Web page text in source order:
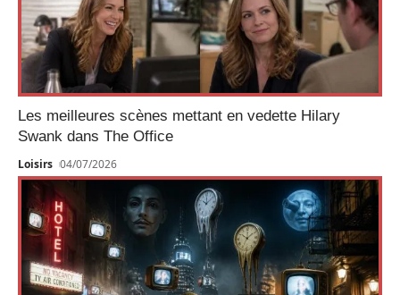
Les meilleures scènes mettant en vedette Hilary
Swank dans The Office
Loisirs 04/07/2026